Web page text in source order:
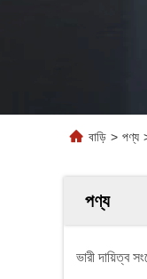
বাড়ি > পণ্য
পণ্য
ভারী দায়িত্ব